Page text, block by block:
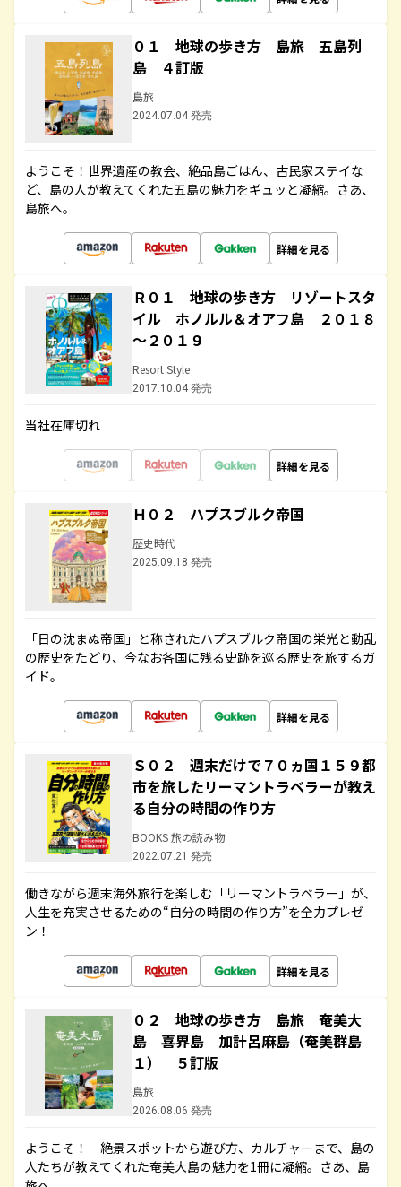
０１ 地球の歩き方 島旅 五島列
島 ４訂版
島旅
2024.07.04 発売
ようこそ！世界遺産の教会、絶品島ごはん、古民家ステイな
ど、島の人が教えてくれた五島の魅力をギュッと凝縮。さあ、
島旅へ。
詳細を見る
Ｒ０１ 地球の歩き方 リゾートスタ
イル ホノルル＆オアフ島 ２０１８
～２０１９
Resort Style
2017.10.04 発売
当社在庫切れ
詳細を見る
Ｈ０２ ハプスブルク帝国
歴史時代
2025.09.18 発売
「日の沈まぬ帝国」と称されたハプスブルク帝国の栄光と動乱
の歴史をたどり、今なお各国に残る史跡を巡る歴史を旅するガ
イド。
詳細を見る
Ｓ０２ 週末だけで７０ヵ国１５９都
市を旅したリーマントラベラーが教え
る自分の時間の作り方
BOOKS 旅の読み物
2022.07.21 発売
働きながら週末海外旅行を楽しむ「リーマントラベラー」が、
人生を充実させるための“自分の時間の作り方”を全力プレゼ
ン！
詳細を見る
０２ 地球の歩き方 島旅 奄美大
島 喜界島 加計呂麻島（奄美群島
１） ５訂版
島旅
2026.08.06 発売
ようこそ！ 絶景スポットから遊び方、カルチャーまで、島の
人たちが教えてくれた奄美大島の魅力を1冊に凝縮。さあ、島